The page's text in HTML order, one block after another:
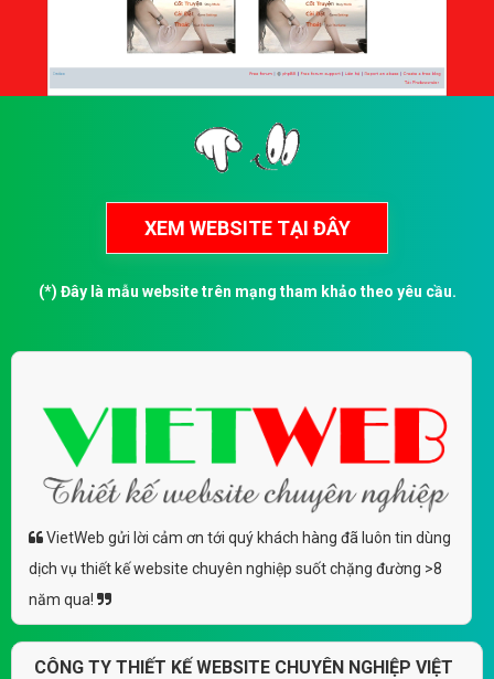
(*) Đây là mẫu website trên mạng tham khảo theo yêu cầu.
VietWeb gửi lời cảm ơn tới quý khách hàng đã luôn tin dùng
dịch vụ thiết kế website chuyên nghiệp suốt chặng đường >8
năm qua!
CÔNG TY THIẾT KẾ WEBSITE CHUYÊN NGHIỆP VIỆT